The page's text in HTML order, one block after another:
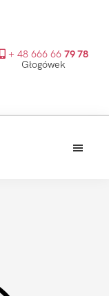
+ 48 666 66 79 78
Głogówek